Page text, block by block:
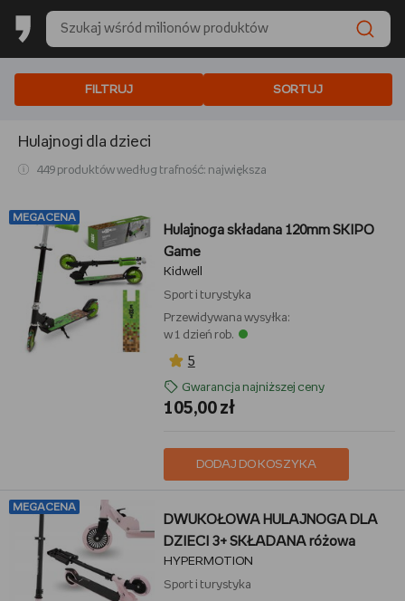
FILTRUJ SORTUJ
Hulajnogi dla dzieci
449 produktów według trafność: największa
MEGACENA
Hulajnoga składana 120mm SKIPO
Game
Kidwell
Sport i turystyka
Przewidywana wysyłka:
w 1 dzień rob.
5
Gwarancja najniższej ceny
105,00 zł
DODAJ DO KOSZYKA
MEGACENA
DWUKOŁOWA HULAJNOGA DLA
DZIECI 3+ SKŁADANA różowa
HYPERMOTION
Sport i turystyka